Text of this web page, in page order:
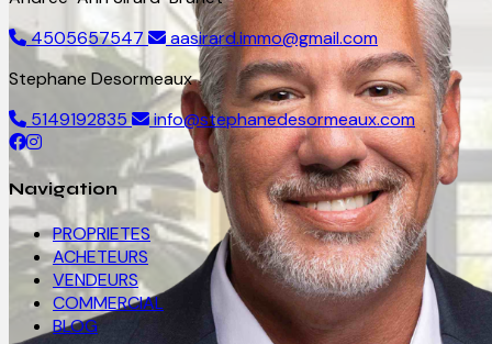
4505657547
aasirard.immo@gmail.com
Stephane Desormeaux
5149192835
info@stephanedesormeaux.com
Navigation
PROPRIETES
ACHETEURS
VENDEURS
COMMERCIAL
BLOG